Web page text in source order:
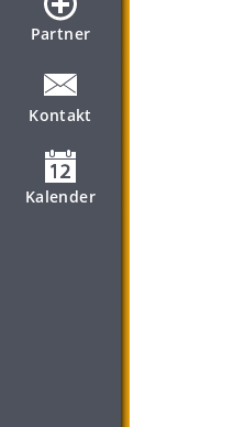
Partner
Kontakt
Kalender